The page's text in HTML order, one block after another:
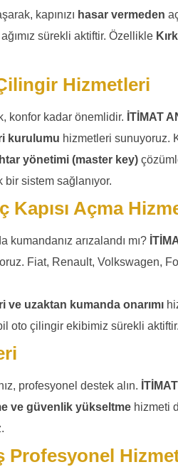
kapınızı hasar vermeden
sürekli aktiftir. Özellikle
Hizmetleri
konfor kadar önemlidir. İTİMAT
kurulumu hizmetleri sunuyoruz.
yönetimi (master key)
sistem sağlanıyor.
Açma
kumandanız arızalandı mı?
Fiat, Renault, Volkswagen,
uzaktan kumanda onarımı
oto çilingir ekibimiz sürekli aktiftir.
profesyonel destek alın.
ve güvenlik yükseltme hizmeti
Profesyonel